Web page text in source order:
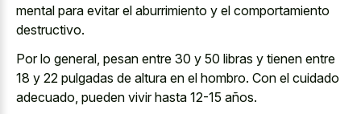
mental para evitar el aburrimiento y el comportamiento
destructivo.
Por lo general, pesan entre 30 y 50 libras y tienen entre
18 y 22 pulgadas de altura en el hombro. Con el cuidado
adecuado, pueden vivir hasta 12-15 años.